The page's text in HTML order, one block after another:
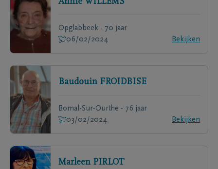
Annie WILLEMS
Opglabbeek - 70 jaar
06/02/2024
Bekijken
Baudouin FROIDBISE
Bomal-Sur-Ourthe - 76 jaar
03/02/2024
Bekijken
Marleen PIRLOT